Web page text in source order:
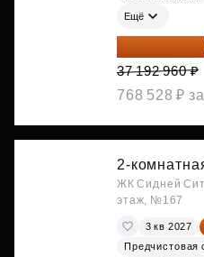
Ещё
30 126 298
37 192 960 ₽
768 528 ₽
2-
ЖК Сидней
этаж, №167
3 кв 2027
Предчистовая